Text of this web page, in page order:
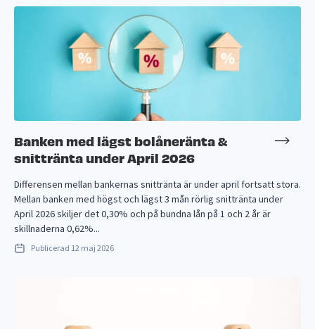
Banken med lägst bolåneränta &
snittränta under April 2026
Differensen mellan bankernas snittränta är under april fortsatt stora.
Mellan banken med högst och lägst 3 mån rörlig snittränta under
April 2026 skiljer det 0,30% och på bundna lån på 1 och 2 år är
skillnaderna 0,62%...
Publicerad 12 maj 2026